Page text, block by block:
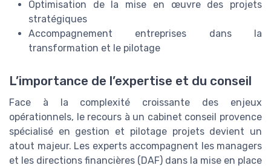
Optimisation de la mise en œuvre des projets
stratégiques
Accompagnement entreprises dans la
transformation et le pilotage
L’importance de l’expertise et du conseil
Face à la complexité croissante des enjeux
opérationnels, le recours à un cabinet conseil provence
spécialisé en gestion et pilotage projets devient un
atout majeur. Les experts accompagnent les managers
et les directions financières (DAF) dans la mise en place